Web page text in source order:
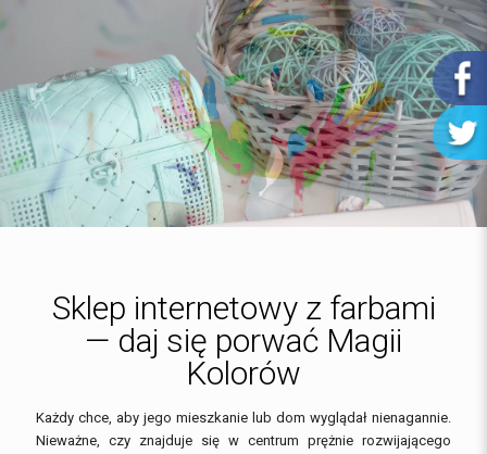
Sklep internetowy z farbami
— daj się porwać Magii
Kolorów
Każdy chce, aby jego mieszkanie lub dom wyglądał nienagannie.
Nieważne, czy znajduje się w centrum prężnie rozwijającego